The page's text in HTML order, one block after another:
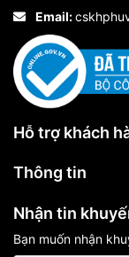
Email:
Hỗ trợ khách
Thông tin
Nhận tin
Bạn muốn nhận